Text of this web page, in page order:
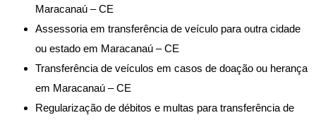
Maracanaú – CE
Assessoria em transferência de veículo para outra cidade
ou estado em Maracanaú – CE
Transferência de veículos em casos de doação ou herança
em Maracanaú – CE
Regularização de débitos e multas para transferência de